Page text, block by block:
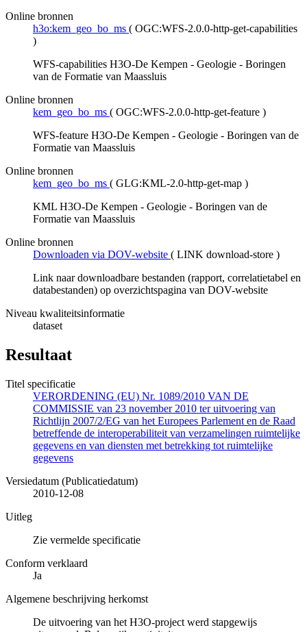
Online bronnen
h3o:kem_geo_bo_ms ( OGC:WFS-2.0.0-http-get-capabilities
)
WFS-capabilities H3O-De Kempen - Geologie - Boringen
van de Formatie van Maassluis
Online bronnen
kem_geo_bo_ms ( OGC:WFS-2.0.0-http-get-feature )
WFS-feature H3O-De Kempen - Geologie - Boringen van de
Formatie van Maassluis
Online bronnen
kem_geo_bo_ms ( GLG:KML-2.0-http-get-map )
KML H3O-De Kempen - Geologie - Boringen van de
Formatie van Maassluis
Online bronnen
Downloaden via DOV-website ( LINK download-store )
Link naar downloadbare bestanden (rapport, correlatietabel en
databestanden) op overzichtspagina van DOV-website
Niveau kwaliteitsinformatie
dataset
Resultaat
Titel specificatie
VERORDENING (EU) Nr. 1089/2010 VAN DE
COMMISSIE van 23 november 2010 ter uitvoering van
Richtlijn 2007/2/EG van het Europees Parlement en de Raad
betreffende de interoperabiliteit van verzamelingen ruimtelijke
gegevens en van diensten met betrekking tot ruimtelijke
gegevens
Versiedatum (Publicatiedatum)
2010-12-08
Uitleg
Zie vermelde specificatie
Conform verklaard
Ja
Algemene beschrijving herkomst
De uitvoering van het H3O-project werd stapgewijs